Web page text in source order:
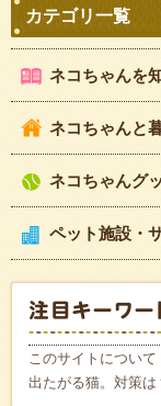
ネコちゃんを
ネコちゃんと
ネコちゃんグ
ペット施設・
このサイトについて
出たがる猫。対策は